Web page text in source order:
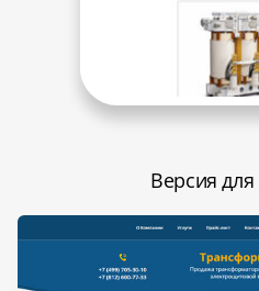
Версия для